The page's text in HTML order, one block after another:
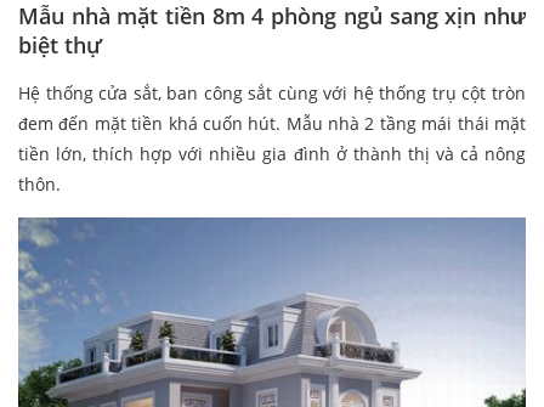
Mẫu nhà mặt tiền 8m 4 phòng ngủ sang xịn như
biệt thự
Hệ thống cửa sắt, ban công sắt cùng với hệ thống trụ cột tròn
đem đến mặt tiền khá cuốn hút. Mẫu nhà 2 tầng mái thái mặt
tiền lớn, thích hợp với nhiều gia đình ở thành thị và cả nông
thôn.